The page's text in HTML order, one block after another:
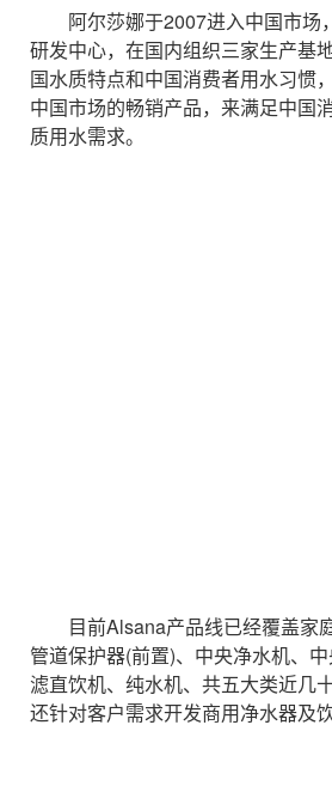
阿尔莎娜于2007进入中国市场
研发中心，在国内组织三家生产基
国水质特点和中国消费者用水习惯
中国市场的畅销产品，来满足中国
质用水需求。
目前Alsana产品线已经覆盖家庭
管道保护器(前置)、中央净水机、
滤直饮机、纯水机、共五大类近几
还针对客户需求开发商用净水器及